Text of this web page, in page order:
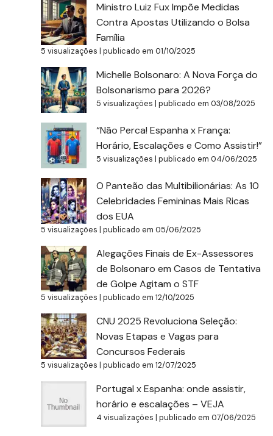
Ministro Luiz Fux Impõe Medidas
Contra Apostas Utilizando o Bolsa
Família
5 visualizações |publicado em 01/10/2025
Michelle Bolsonaro: A Nova Força do
Bolsonarismo para 2026?
5 visualizações |publicado em 03/08/2025
“Não Perca! Espanha x França:
Horário, Escalações e Como Assistir!”
5 visualizações |publicado em 04/06/2025
O Panteão das Multibilionárias: As 10
Celebridades Femininas Mais Ricas
dos EUA
5 visualizações |publicado em 05/06/2025
Alegações Finais de Ex-Assessores
de Bolsonaro em Casos de Tentativa
de Golpe Agitam o STF
5 visualizações |publicado em 12/10/2025
CNU 2025 Revoluciona Seleção:
Novas Etapas e Vagas para
Concursos Federais
5 visualizações |publicado em 12/07/2025
Portugal x Espanha: onde assistir,
horário e escalações – VEJA
4 visualizações |publicado em 07/06/2025